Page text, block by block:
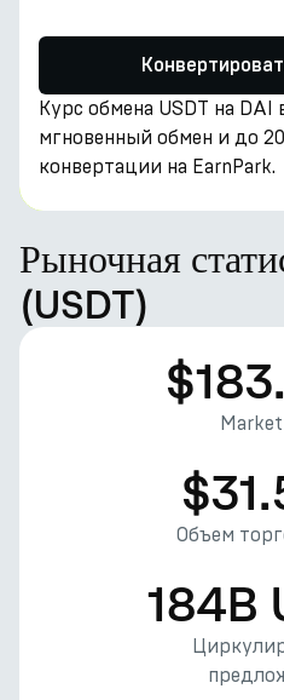
Курс обмена USDT на DAI
мгновенный обмен и до
конвертации на EarnPark.
Рыночная
(USDT)
Объем
184B